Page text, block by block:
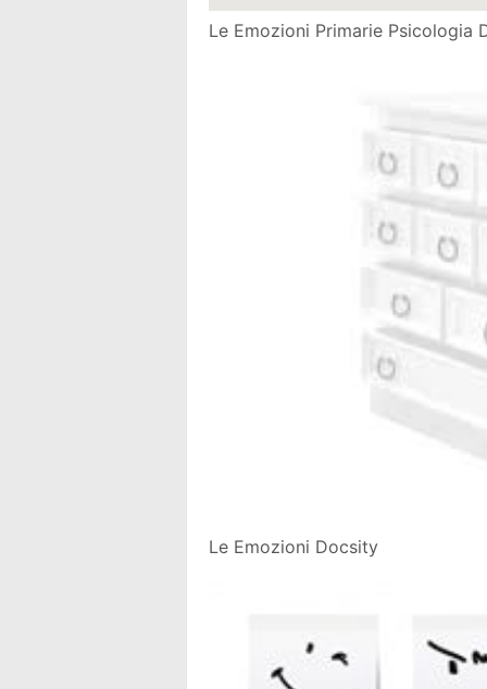
Le Emozioni Primarie Psicologia
Le Emozioni Docsity